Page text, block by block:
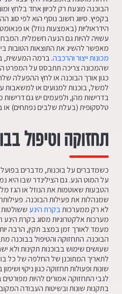
הבוכנה מונעת רק לכיוון אחד בלחץ
בקפיץ. סיווג חשוב נוסף הוא לפי סוג
הידראוליות (באמצעות נוזל) או
עשויה להיות גם הנעה חשמלית.
מאפשר להשיג את התוצאות הטובות
מכונות ייצור והרכבה. ברמה המעשית,
שהמכונה צריכה תתבסס על המפרט
כגון אורך הבוכנה או לחץ ההפעלה
למשל, בוכנות למנועים או למשאבות
בדרישות מהן, ולפעמים יש גם דרישות
טלסקופית (בעלת שלבים נפתחים) או
תחזוקה וטיפול
כשמדברים על בוכנות, מדברים בפועל
על המוט הנע. גם הצילינדר שבו היא
הטבעות שאוטמות את הנוזל או הגז
שמנהלות את פעילות הבוכנה.
לא רק ממערכותבקרת הינע
מערכות אלקטרוניות מסוג בקרת הינע
מעמד לאורך זמן במצב תקין, הרבה
הבוכנה. התחזוקה והטיפול בבוכנה
שעושים שימוש בבוכנות תקינות ולא
לתאריך המתוכנן של החלפה של כל
שונות ופעולות תחזוקה כגון ניקוי
לגבי התחזוקה אמורים להיות מפורטים
בתקנות שונות ובשיטות העבודה